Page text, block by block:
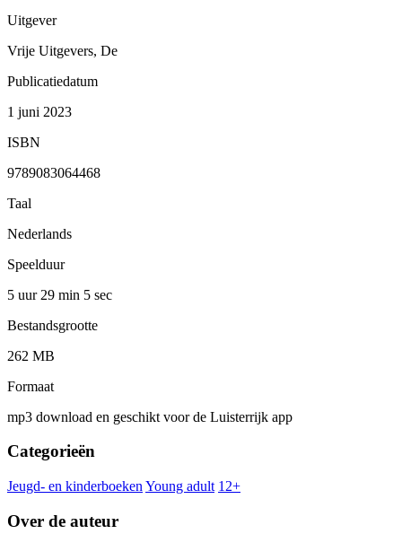
Uitgever
Vrije Uitgevers, De
Publicatiedatum
1 juni 2023
ISBN
9789083064468
Taal
Nederlands
Speelduur
5 uur 29 min 5 sec
Bestandsgrootte
262 MB
Formaat
mp3 download en geschikt voor de Luisterrijk app
Categorieën
Jeugd- en kinderboeken Young adult 12+
Over de auteur